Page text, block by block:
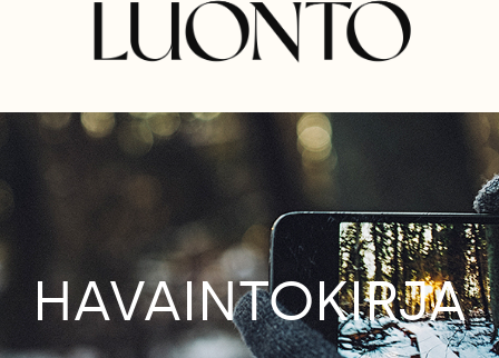
HAVAINTOKIRJA